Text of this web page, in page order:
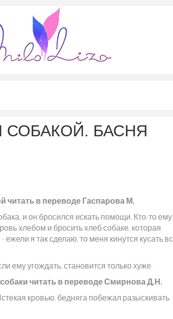
БАСНЯ
читать в переводе Гаспарова М.
и он бросился искать помощи. Кто-то ему
хлебом и бросить хлеб собаке, которая
ежели я так сделаю, то меня кинутся кусать
ему угождать, становится только хуже.
читать в переводе Смирнова Д.Н.
кровью, бедняга побежал разыскивать